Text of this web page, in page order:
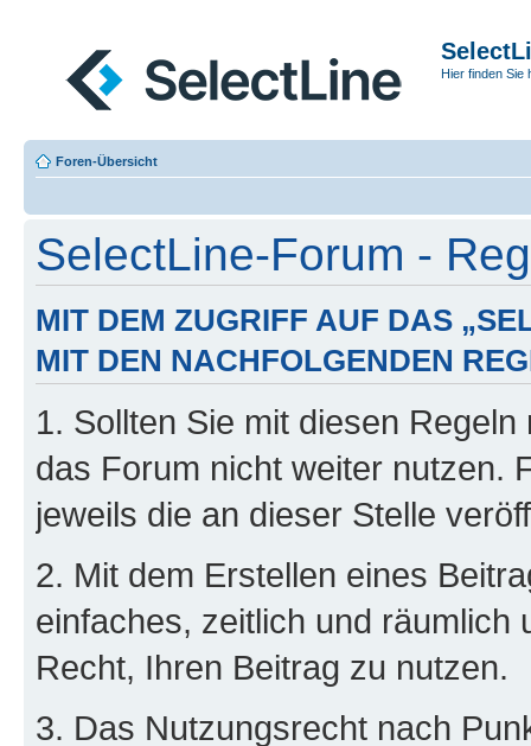
Hier finden Sie
Foren-Übersicht
SelectLine-Forum -
MIT DEM ZUGRIFF AUF DAS
MIT DEN NACHFOLGENDEN
1. Sollten Sie mit diesen
das Forum nicht weiter nutzen.
jeweils die an dieser Stelle
2. Mit dem Erstellen eines
einfaches, zeitlich und räumlich
Recht, Ihren Beitrag zu nutzen.
3. Das Nutzungsrecht nach